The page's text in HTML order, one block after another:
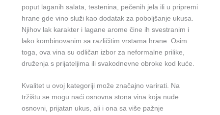
poput laganih salata, testenina, pečenih jela ili u pripremi
hrane gde vino služi kao dodatak za poboljšanje ukusa.
Njihov lak karakter i lagane arome čine ih svestranim i
lako kombinovanim sa različitim vrstama hrane. Osim
toga, ova vina su odličan izbor za neformalne prilike,
druženja s prijateljima ili svakodnevne obroke kod kuće.
Kvalitet u ovoj kategoriji može značajno varirati. Na
tržištu se mogu naći osnovna stona vina koja nude
osnovni, prijatan ukus, ali i ona sa više pažnje